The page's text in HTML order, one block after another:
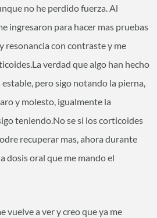
no he perdido fuerza. Al
ingresaron para hacer mas pruebas
resonancia con contraste y me
verdad que algo han hecho
pero sigo notando la pierna,
y molesto, igualmente la
teniendo.No se si los corticoides
recuperar mas, ahora durante
dosis oral que me mando el
vuelve a ver y creo que ya me